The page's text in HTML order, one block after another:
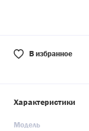
В избранное
Характеристики
Модель